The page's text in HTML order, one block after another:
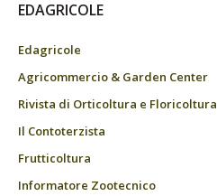
EDAGRICOLE
Edagricole
Agricommercio & Garden Center
Rivista di Orticoltura e Floricoltura
Il Contoterzista
Frutticoltura
Informatore Zootecnico